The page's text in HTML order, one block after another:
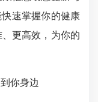
速掌握你的健康
更高效，为你的
你身边